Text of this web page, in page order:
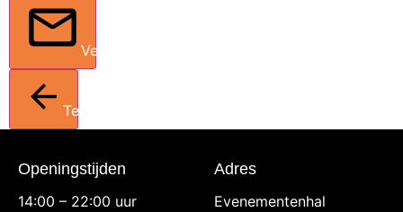
Verstuur
Terug
Openingstijden
14:00 – 22:00 uur
Adres
Evenementenhal